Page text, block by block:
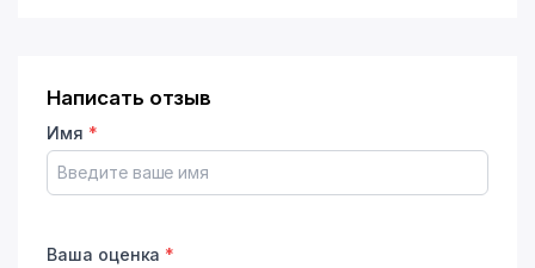
Написать отзыв
Имя *
Ваша оценка *